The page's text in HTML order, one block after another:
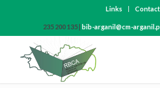
Links
235 200 135 | bib-arganil@cm-